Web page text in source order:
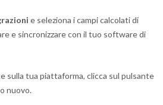
e seleziona i campi calcolati di
e sincronizzare con il tuo software di
sulla tua piattaforma, clicca sul pulsante
nuovo.